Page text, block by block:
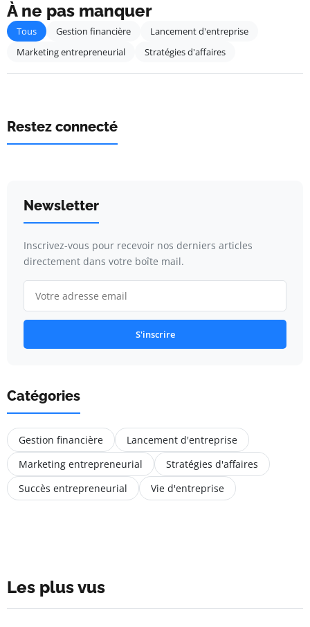
À ne pas manquer
Tous Gestion financière
Lancement d'entreprise
Marketing entrepreneurial
Stratégies d'affaires
Restez connecté
Newsletter
Inscrivez-vous pour recevoir nos derniers articles
directement dans votre boîte mail.
S'inscrire
Catégories
Gestion financière
Lancement d'entreprise
Marketing entrepreneurial
Stratégies d'affaires
Succès entrepreneurial
Vie d'entreprise
Les plus vus